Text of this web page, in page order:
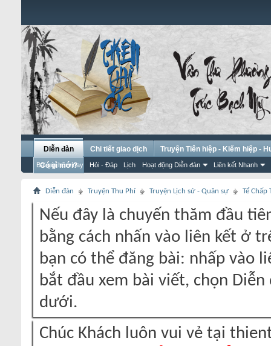
Diễn đàn
Bài gửi hôm nay Hỏi - Đáp Lịch Hoạt động Diễn đàn Liên kết Nhanh
Chi tiết giao dịch
Truyện Tiên hiệp - Kiếm hiệp -
Có gì mới?
Diễn đàn Truyện Thu Phí Truyện Lịch sử - Quân sự Tể Chấp
Nếu đây là chuyến thăm đầu
bằng cách nhấn vào liên kết ở
bạn có thể đăng bài: nhấp vào
bắt đầu xem bài viết, chọn
dưới.
Chúc Khách luôn vui vẻ tại